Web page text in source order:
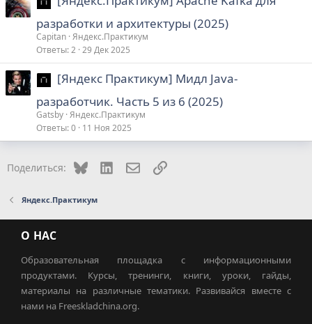
разработки и архитектуры (2025)
Capitan Яндекс.Практикум
Ответы 2 29 Дек 2025
[Яндекс Практикум] Мидл Java-
разработчик. Часть 5 из 6 (2025)
Gatsby Яндекс.Практикум
Ответы 0 11 Ноя 2025
Поделиться: Bluesky LinkedInЭлектронная почта
Ссылка
Яндекс.Практикум
О НАС
Образовательная площадка с информационными
продуктами. Курсы, тренинги, книги, уроки, гайды,
материалы на различные тематики. Развивайся вместе с
нами на Freeskladchina.org.